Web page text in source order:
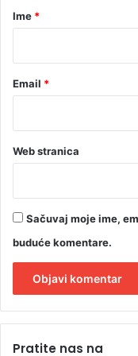
r
Ime *
Email *
Web stranica
Sačuvaj moje ime,
buduće komentare.
Pratite nas na